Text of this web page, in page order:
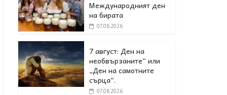
Международният ден
на бирата
07.08.2026
7 август: Ден на
необвързаните“ или
„Ден на самотните
сърца“.
07.08.2026